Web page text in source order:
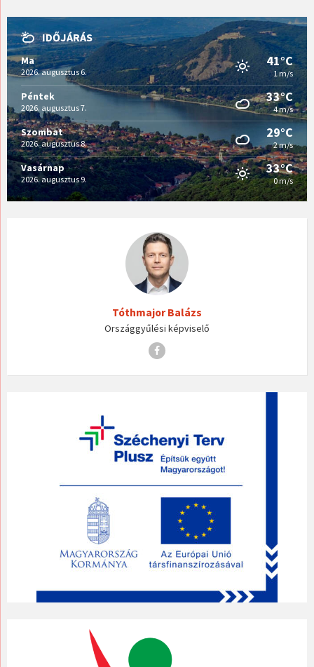
IDŐJÁRÁS
Ma
2026. augusztus 6.
41°C
1 m/s
Péntek
2026. augusztus 7.
33°C
4 m/s
Szombat
2026. augusztus 8.
29°C
2 m/s
Vasárnap
2026. augusztus 9.
33°C
0 m/s
Tóthmajor Balázs
Országgyűlési képviselő
Facebook